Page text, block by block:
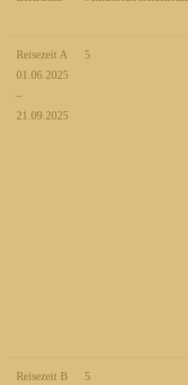
Reisezeit A
01.06.2025
–
21.09.2025
5
Reisezeit B
5